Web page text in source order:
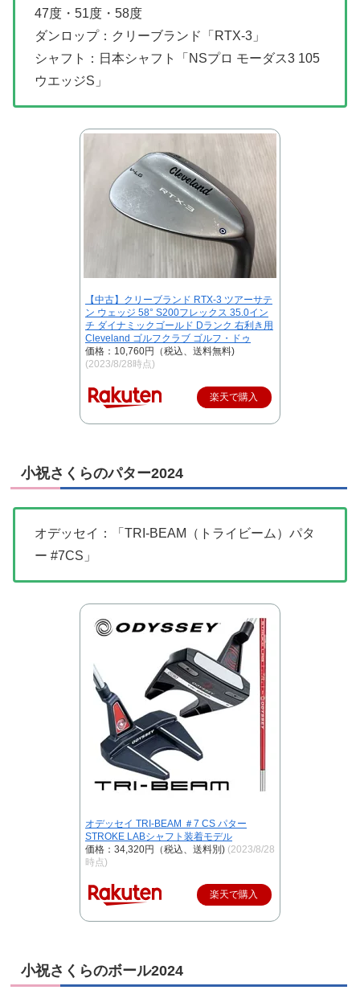
47度・51度・58度
ダンロップ：クリーブランド「RTX-3」
シャフト：日本シャフト「NSプロ モーダス3 105
ウエッジS」
【中古】クリーブランド RTX-3 ツアーサテ
ン ウェッジ 58° S200フレックス 35.0イン
チ ダイナミックゴールド Dランク 右利き用
Cleveland ゴルフクラブ ゴルフ・ドゥ
価格：10,760円（税込、送料無料)
(2023/8/28時点)
楽天で購入
小祝さくらのパター2024
オデッセイ：「TRI-BEAM（トライビーム）パタ
ー #7CS」
オデッセイ TRI-BEAM ＃7 CS パター
STROKE LABシャフト装着モデル
価格：34,320円（税込、送料別) (2023/8/28
時点)
楽天で購入
小祝さくらのボール2024